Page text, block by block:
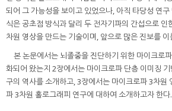
되어 그 가능성을 보이고 있었으나, 아직 타당성 연
식은 공초점 방식과 달리 두 전자기파의 간섭으로 인
차원 영상을 만드는 기술이며, 앞으로 많은 진보를
본 논문에서는 뇌졸중을 진단하기 위한 마이크로
화되어 왔는지 2장에서는 마이크로파 단층 이미징
구의 역사를 소개하고, 3장에서는 마이크로파 3차원
파 3차원 홀로그래피 연구에 대하여 소개하고자 한다.